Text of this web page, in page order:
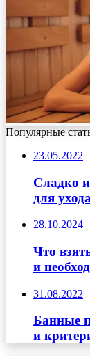
Популярные
23.05.2022
Сладко
для
28.10.2024
Что
и
31.08.2022
Банные
и